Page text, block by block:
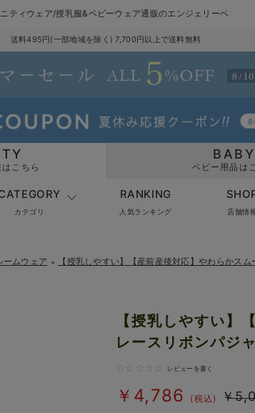
ティウェア/授乳服&ベビーウェア通販のエンジェリーベ
送料495円(一部地域を除く) 7,700円以上で送料無料
こちら
BABY
ベビー用品は
カテゴリ
RANKING
人気ランキング 店舗情
ームウェア ＞ 【授乳しやすい】【産前産後対応】やわらかス
【授乳しやすい】
レースリボンパジ
レビューを書く
￥
￥4,786 (税込)